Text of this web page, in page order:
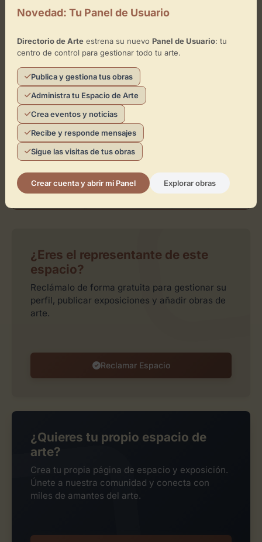
Museo San Juan de Dios Casa de los Pisa
−
Toca el mapa para interactuar
Activar Mapa
¿Eres el representante de este
espacio?
Reclámalo de forma gratuita para gestionar su
perfil, publicar exposiciones y añadir obras de
arte.
Reclamar Espacio
¿Quieres tu propio espacio de
arte?
Crea tu propia página de espacio y exposición.
Únete a nuestra comunidad y conecta con
miles de amantes del arte.
Novedad: Tu Panel de Usuario
Directorio de Arteestrena su nuevo Panel de Usuario: tu
centro de control para gestionar todo tu arte.
Publica y gestiona tus obras
Administra tu Espacio de Arte
Crea eventos y noticias
Recibe y responde mensajes
Sigue las visitas de tus obras
Crear cuenta y abrir mi Panel Explorar obras